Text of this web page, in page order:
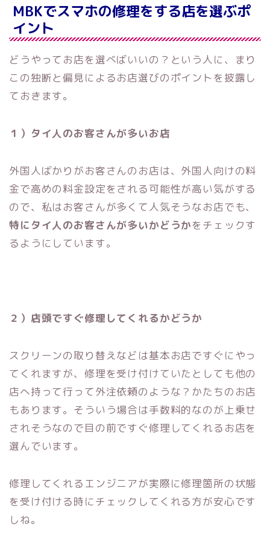
MBKでスマホの修理をする店を選ぶポ
イント
どうやってお店を選べばいいの？という人に、まり
この独断と偏見によるお店選びのポイントを披露し
ておきます。
１）タイ人のお客さんが多いお店
外国人ばかりがお客さんのお店は、外国人向けの料
金で高めの料金設定をされる可能性が高い気がする
ので、私はお客さんが多くて人気そうなお店でも、
特にタイ人のお客さんが多いかどうかをチェックす
るようにしています。
２）店頭ですぐ修理してくれるかどうか
スクリーンの取り替えなどは基本お店ですぐにやっ
てくれますが、修理を受け付けていたとしても他の
店へ持って行って外注依頼のような？かたちのお店
もあります。そういう場合は手数料的なのが上乗せ
されそうなので目の前ですぐ修理してくれるお店を
選んでいます。
修理してくれるエンジニアが実際に修理箇所の状態
を受け付ける時にチェックしてくれる方が安心です
しね。